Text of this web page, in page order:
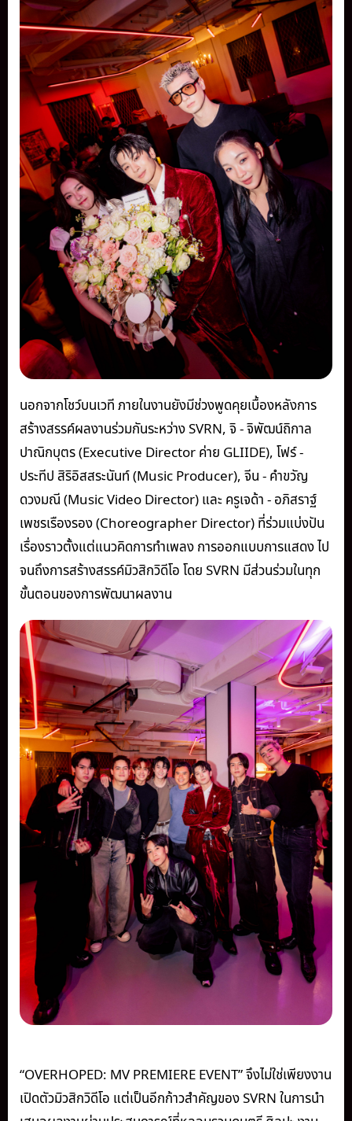
นอกจากโชว์บนเวที ภายในงานยังมีช่วงพูดคุยเบื้องหลังการ
สร้างสรรค์ผลงานร่วมกันระหว่าง SVRN, จิ - จิพัฒน์ถิกาล
ปาณิกบุตร (Executive Director ค่าย GLIIDE), โฟร์ -
ประทีป สิริอิสสระนันท์ (Music Producer), จีน - คำขวัญ
ดวงมณี (Music Video Director) และ ครูเจด้า - อภิสราฐ์
เพชรเรืองรอง (Choreographer Director) ที่ร่วมแบ่งปัน
เรื่องราวตั้งแต่แนวคิดการทำเพลง การออกแบบการแสดง ไป
จนถึงการสร้างสรรค์มิวสิกวิดีโอ โดย SVRN มีส่วนร่วมในทุก
ขั้นตอนของการพัฒนาผลงาน
“OVERHOPED: MV PREMIERE EVENT” จึงไม่ใช่เพียงงาน
เปิดตัวมิวสิกวิดีโอ แต่เป็นอีกก้าวสำคัญของ SVRN ในการนำ